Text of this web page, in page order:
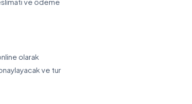
olarak
ve tur